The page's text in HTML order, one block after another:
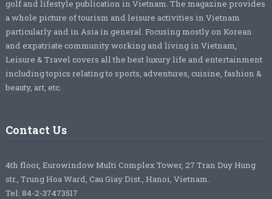
golf and lifestyle publication in Vietnam. The magazine provides
a whole picture of tourism and leisure activities in Vietnam
particularly and in Asia in general. Focusing mostly on Korean
and expatriate community working and living in Vietnam,
Leisure & Travel covers all the best luxury life and entertainment
including topics relating to sports, adventures, cuisine, fashion &
beauty, art, etc.
Contact Us
4th floor, Eurowindow Multi Complex Tower, 27 Tran Duy Hung
str., Trung Hoa Ward, Cau Giay Dist., Hanoi, Vietnam.
Tel: 84-2-37473517